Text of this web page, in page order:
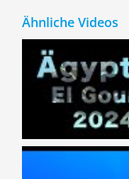
Ähnliche Videos